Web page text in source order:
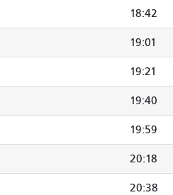
18:42
19:01
19:21
19:40
19:59
20:18
20:38